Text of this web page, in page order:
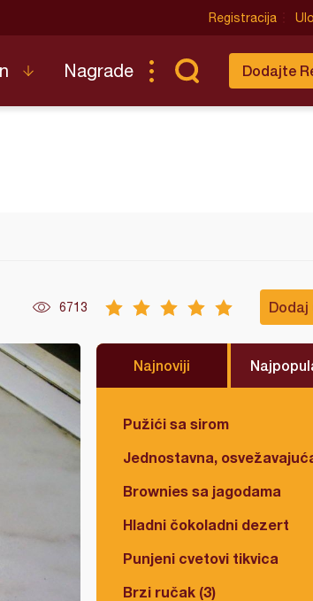
Registracija
Nagrade Dodajte
6713 Dodaj
Najnoviji
Pužići sa sirom
Jednostavna,
Brownies sa jagodama
Hladni čokoladni dezert
Punjeni cvetovi tikvica
Brzi ručak (3)